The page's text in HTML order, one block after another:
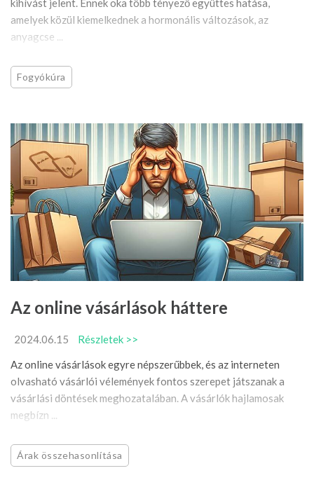
amelyek közül kiemelkednek a hormonális változások, az
anyagcse ...
Fogyókúra
Az online vásárlások háttere
2024.06.15
Részletek >>
Az online vásárlások egyre népszerűbbek, és az interneten
olvasható vásárlói vélemények fontos szerepet játszanak a
vásárlási döntések meghozatalában. A vásárlók hajlamosak
megbízn ...
Árak összehasonlítása